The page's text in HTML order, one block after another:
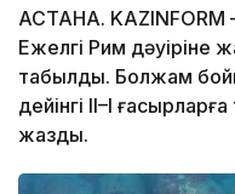
АСТАНА. KAZINFORM
Ежелгі Рим дәуіріне
табылды. Болжам
дейінгі II–I
жазды.